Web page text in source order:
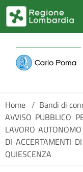
Salta al contenuto
Home / Bandi di
AVVISO PUBBLICO
LAVORO
DI ACCERTAMENTI
QUIESCENZA